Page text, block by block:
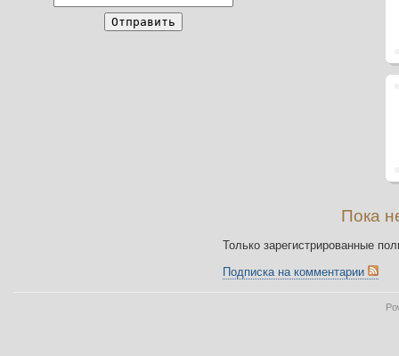
Пока
Только зарегистрированные
Подписка на комментарии